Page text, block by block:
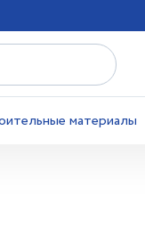
материалы